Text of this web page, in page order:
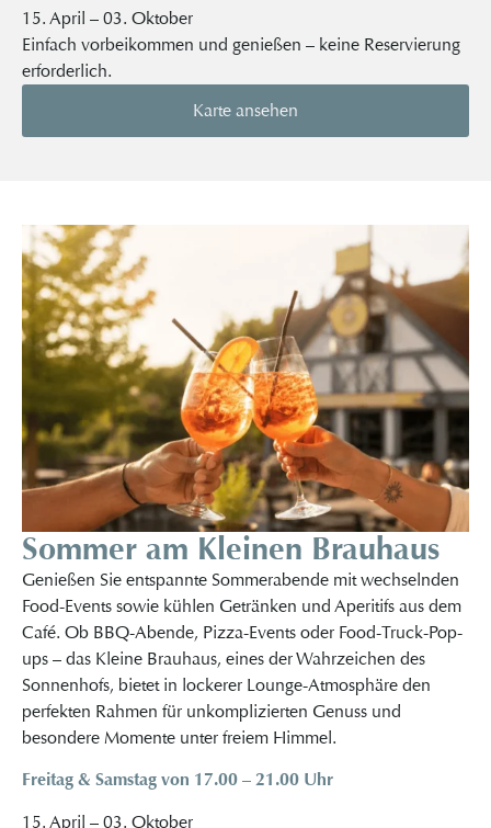
15. April – 03. Oktober
Einfach vorbeikommen und genießen – keine Reservierung
erforderlich.
Karte ansehen
Sommer am Kleinen Brauhaus
Genießen Sie entspannte Sommerabende mit wechselnden
Food-Events sowie kühlen Getränken und Aperitifs aus dem
Café. Ob BBQ-Abende, Pizza-Events oder Food-Truck-Pop-
ups – das Kleine Brauhaus, eines der Wahrzeichen des
Sonnenhofs, bietet in lockerer Lounge-Atmosphäre den
perfekten Rahmen für unkomplizierten Genuss und
besondere Momente unter freiem Himmel.
Freitag & Samstag von 17.00 – 21.00 Uhr
15. April – 03. Oktober